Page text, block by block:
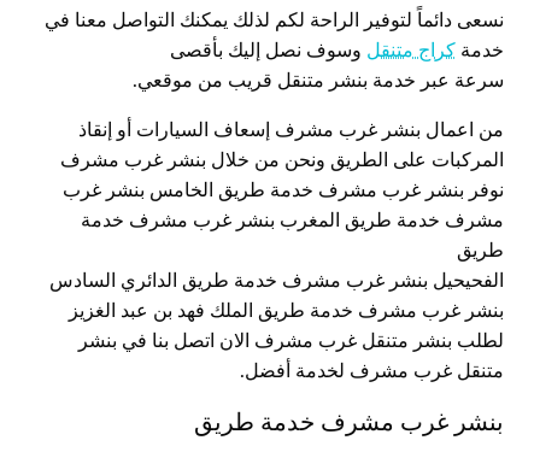
نسعى دائماً لتوفير الراحة لكم لذلك يمكنك التواصل معنا في
خدمة كراج متنقل وسوف نصل إليك بأقصى
سرعة عبر خدمة بنشر متنقل قريب من موقعي.
من اعمال بنشر غرب مشرف إسعاف السيارات أو إنقاذ
المركبات على الطريق ونحن من خلال بنشر غرب مشرف
نوفر بنشر غرب مشرف خدمة طريق الخامس بنشر غرب
مشرف خدمة طريق المغرب بنشر غرب مشرف خدمة
طريق
الفحيحيل بنشر غرب مشرف خدمة طريق الدائري السادس
بنشر غرب مشرف خدمة طريق الملك فهد بن عبد الغزيز
لطلب بنشر متنقل غرب مشرف الان اتصل بنا في بنشر
متنقل غرب مشرف لخدمة أفضل.
بنشر غرب مشرف خدمة طريق